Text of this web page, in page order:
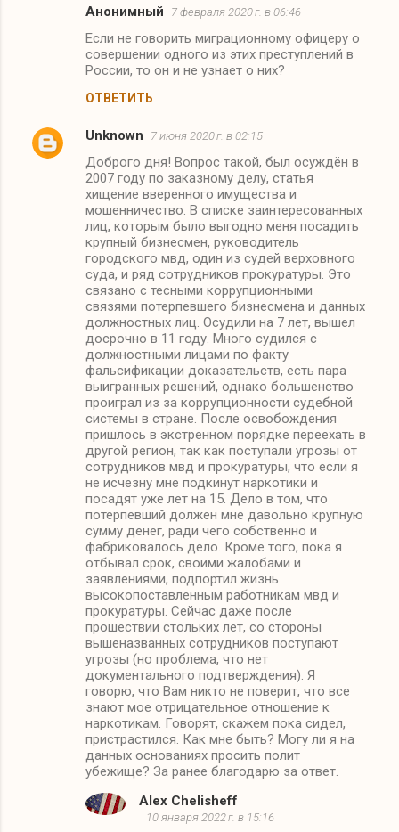
Анонимный 7 февраля 2020 г. в 06:46
Если не говорить миграционному офицеру о
совершении одного из этих преступлений в
России, то он и не узнает о них?
ОТВЕТИТЬ
Unknown 7 июня 2020 г. в 02:15
Доброго дня! Вопрос такой, был осуждён в
2007 году по заказному делу, статья
хищение вверенного имущества и
мошенничество. В списке заинтересованных
лиц, которым было выгодно меня посадить
крупный бизнесмен, руководитель
городского мвд, один из судей верховного
суда, и ряд сотрудников прокуратуры. Это
связано с тесными коррупционными
связями потерпевшего бизнесмена и данных
должностных лиц. Осудили на 7 лет, вышел
досрочно в 11 году. Много судился с
должностными лицами по факту
фальсификации доказательств, есть пара
выигранных решений, однако большенство
проиграл из за коррупционности судебной
системы в стране. После освобождения
пришлось в экстренном порядке переехать в
другой регион, так как поступали угрозы от
сотрудников мвд и прокуратуры, что если я
не исчезну мне подкинут наркотики и
посадят уже лет на 15. Дело в том, что
потерпевший должен мне давольно крупную
сумму денег, ради чего собственно и
фабриковалось дело. Кроме того, пока я
отбывал срок, своими жалобами и
заявлениями, подпортил жизнь
высокопоставленным работникам мвд и
прокуратуры. Сейчас даже после
прошествии стольких лет, со стороны
вышеназванных сотрудников поступают
угрозы (но проблема, что нет
документального подтверждения). Я
говорю, что Вам никто не поверит, что все
знают мое отрицательное отношение к
наркотикам. Говорят, скажем пока сидел,
пристрастился. Как мне быть? Могу ли я на
данных основаниях просить полит
убежище? За ранее благодарю за ответ.
Alex Chelisheff
10 января 2022 г. в 15:16